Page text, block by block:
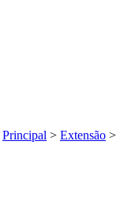
Principal > Extensão >